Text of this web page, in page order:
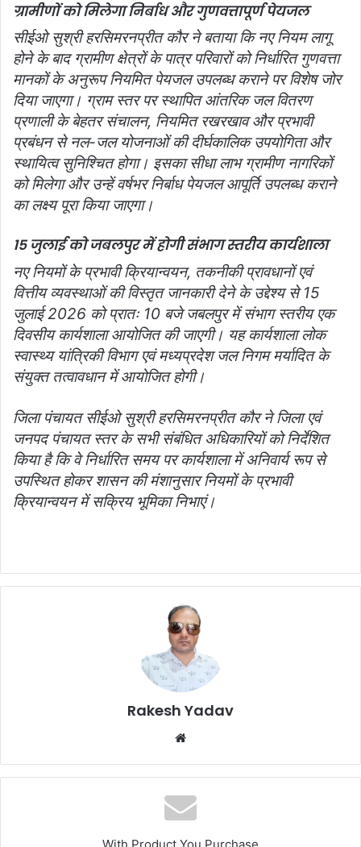
ग्रामीणों को मिलेगा निर्बाध और गुणवत्तापूर्ण पेयजल
सीईओ सुश्री हरसिमरनप्रीत कौर ने बताया कि नए नियम लागू
होने के बाद ग्रामीण क्षेत्रों के पात्र परिवारों को निर्धारित गुणवत्ता
मानकों के अनुरूप नियमित पेयजल उपलब्ध कराने पर विशेष जोर
दिया जाएगा। ग्राम स्तर पर स्थापित आंतरिक जल वितरण
प्रणाली के बेहतर संचालन, नियमित रखरखाव और प्रभावी
प्रबंधन से नल-जल योजनाओं की दीर्घकालिक उपयोगिता और
स्थायित्व सुनिश्चित होगा। इसका सीधा लाभ ग्रामीण नागरिकों
को मिलेगा और उन्हें वर्षभर निर्बाध पेयजल आपूर्ति उपलब्ध कराने
का लक्ष्य पूरा किया जाएगा।
15 जुलाई को जबलपुर में होगी संभाग स्तरीय कार्यशाला
नए नियमों के प्रभावी क्रियान्वयन, तकनीकी प्रावधानों एवं
वित्तीय व्यवस्थाओं की विस्तृत जानकारी देने के उद्देश्य से 15
जुलाई 2026 को प्रातः 10 बजे जबलपुर में संभाग स्तरीय एक
दिवसीय कार्यशाला आयोजित की जाएगी। यह कार्यशाला लोक
स्वास्थ्य यांत्रिकी विभाग एवं मध्यप्रदेश जल निगम मर्यादित के
संयुक्त तत्वावधान में आयोजित होगी।
जिला पंचायत सीईओ सुश्री हरसिमरनप्रीत कौर ने जिला एवं
जनपद पंचायत स्तर के सभी संबंधित अधिकारियों को निर्देशित
किया है कि वे निर्धारित समय पर कार्यशाला में अनिवार्य रूप से
उपस्थित होकर शासन की मंशानुसार नियमों के प्रभावी
क्रियान्वयन में सक्रिय भूमिका निभाएं।
Rakesh Yadav
b
s
i